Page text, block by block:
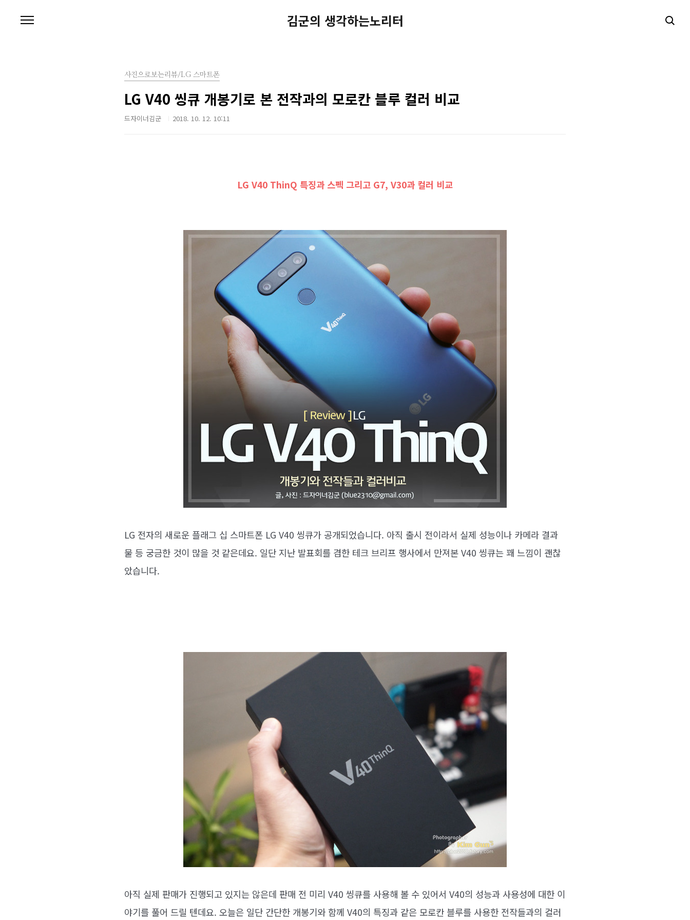
김군의 생각하는노리터
사진으로보는리뷰/LG 스마트폰
LG V40 씽큐 개봉기로 본 전작과의 모로칸 블루 컬러 비교
드자이너김군 2018. 10. 12. 10:11
LG V40 ThinQ 특징과 스펙 그리고 G7, V30과 컬러 비교
LG 전자의 새로운 플래그 십 스마트폰 LG V40 씽큐가 공개되었습니다. 아직 출시 전이라서 실제 성능이나 카메라 결과
물 등 궁금한 것이 많을 것 같은데요. 일단 지난 발표회를 겸한 테크 브리프 행사에서 만져본 V40 씽큐는 꽤 느낌이 괜찮
았습니다.
아직 실제 판매가 진행되고 있지는 않은데 판매 전 미리 V40 씽큐를 사용해 볼 수 있어서 V40의 성능과 사용성에 대한 이
야기를 풀어 드릴 텐데요. 오늘은 일단 간단한 개봉기와 함께 V40의 특징과 같은 모로칸 블루를 사용한 전작들과의 컬러